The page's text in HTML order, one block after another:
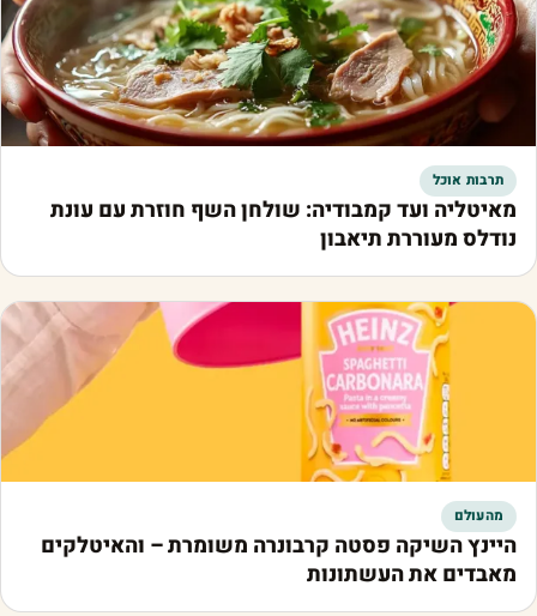
תרבות אוכל
מאיטליה ועד קמבודיה: שולחן השף חוזרת עם עונת
נודלס מעוררת תיאבון
מהעולם
היינץ השיקה פסטה קרבונרה משומרת – והאיטלקים
מאבדים את העשתונות